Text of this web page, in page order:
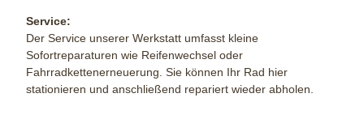
Service:
Der Service unserer Werkstatt umfasst kleine
Sofortreparaturen wie Reifenwechsel oder
Fahrradkettenerneuerung. Sie können Ihr Rad hier
stationieren und anschließend repariert wieder abholen.